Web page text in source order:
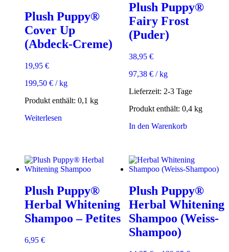
Optionen
der
Produktseite
Plush Puppy®
Cover Up
(Abdeck-Creme)
19,95 €
199,50 € /kg
Produkt enthält: 0,1 kg
Weiterlesen
Plush Puppy®
Fairy Frost
(Puder)
38,95 €
97,38 €/kg
Lieferzeit: 2-3 Tage
Produkt enthält: 0,4 kg
In den Warenkorb
Plush Puppy®
Herbal Whitening
Shampoo – Petites
6,95 €
Plush Puppy®
Herbal Whitening
Shampoo (Weiss-
Shampoo)